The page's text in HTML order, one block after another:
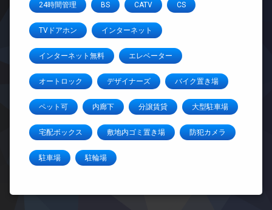
24時間管理 BS CATV CS
TVドアホン インターネット
インターネット無料 エレベーター
オートロック デザイナーズ バイク置き場
ペット可 内廊下 分譲賃貸 大型駐車場
宅配ボックス 敷地内ゴミ置き場 防犯カメラ
駐車場 駐輪場